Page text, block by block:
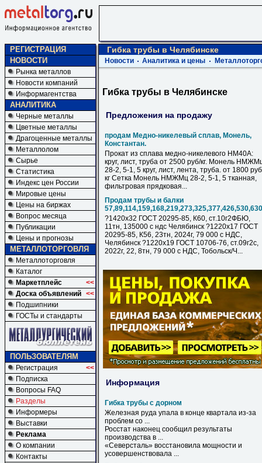
РЕГИСТРАЦИЯ
НОВОСТИ
Рынка металлов
Новости компаний
Информагентства
АНАЛИТИКА
Черные металлы
Цветные металлы
Драгоценные металлы
Металлолом
Сырье
Статистика
Индекс цен России
Мировые цены
Цены на биржах
Вопрос месяца
Публикации
Цены и прогнозы
МЕТАЛЛОТОРГОВЛЯ
Металлоторговля
Каталог
Маркетплейс
<<
Доска объявлений <<
Подшипники
ГОСТы и стандарты
ПОЛЬЗОВАТЕЛЯМ
Регистрация
<<
Подписка
Вопросы FAQ
Разделы
Информеры
Выставки
Реклама
О компании
Контакты
Гибка трубы в Челябинске
Новости Аналитика и цены
Гибка трубы в Челябинске
Предложения на продажу
продам Медно-никелевый сплав, Монель,
Константан.
Прокат из сплава медно-никелевого НМ40А:
круг, лист, труба от 2500 руб/кг. Монель
28-2, 5-1, 5 круг, лист, лента, труба. от 1800
кг Сетка Монель НМЖМц 28-2, 5-1, 5 тканная,
фильтровая прядковая...
Продам трубы и балки
?1420х32 ГОСТ 20295-85, К60, ст.10г2ФБЮ,
11тн, 135000 с ндс Челябинск ?1220х17 ГОСТ
20295-85, К56, 23тн, 2024г, 79 000 с НДC,
Челябинск ?1220х19 ГОСТ 10706-76, ст.09г2с,
2022г, 22, 8тн, 79 000 с НДC, Тобольск/Ч...
Информация
Гибка трубы с дорном
Железная руда упала в конце квартала из-за
проблем со ...
Росстат наконец сообщил результаты
производства в ...
«Северсталь» восстановила мощности и
усовершенствовала ...